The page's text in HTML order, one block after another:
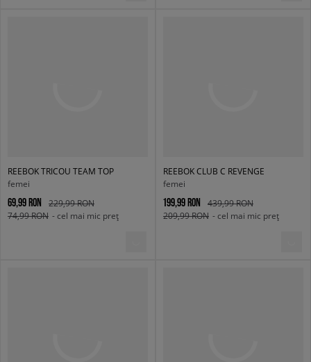
REEBOK TRICOU TEAM TOP
femei
69,99 RON
229,99 RON
74,99 RON - cel mai mic preț
REEBOK CLUB C REVENGE
femei
199,99 RON
439,99 RON
209,99 RON - cel mai mic preț